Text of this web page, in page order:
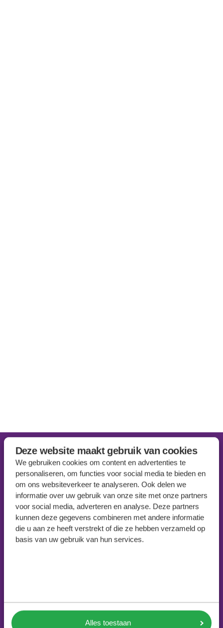
Deze website maakt gebruik van cookies
We gebruiken cookies om content en advertenties te
personaliseren, om functies voor social media te bieden en
om ons websiteverkeer te analyseren. Ook delen we
informatie over uw gebruik van onze site met onze partners
voor social media, adverteren en analyse. Deze partners
kunnen deze gegevens combineren met andere informatie
die u aan ze heeft verstrekt of die ze hebben verzameld op
basis van uw gebruik van hun services.
Alles toestaan
VITALOGIE
aandacht@vitalogie.nl